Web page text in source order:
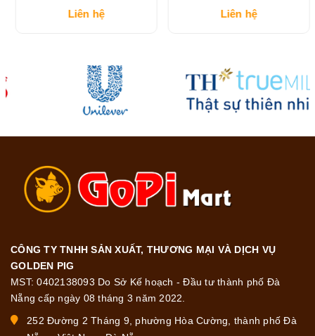
Liên hệ Liên hệ
CÔNG TY TNHH SẢN XUẤT, THƯƠNG MẠI VÀ DỊCH VỤ
GOLDEN PIG
MST: 0402138093 Do Sở Kế hoạch - Đầu tư thành phố Đà
Nẵng cấp ngày 08 tháng 3 năm 2022.
252 Đường 2 Tháng 9, phường Hòa Cường, thành phố Đà